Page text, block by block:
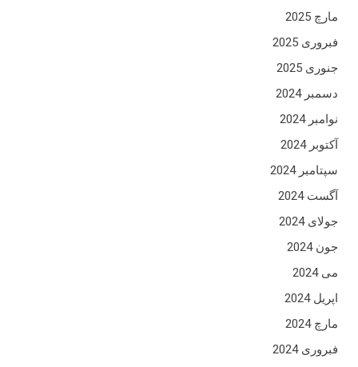
مارچ 2025
فبروری 2025
جنوری 2025
دسمبر 2024
نوامبر 2024
آکتوبر 2024
سپتامبر 2024
آگست 2024
جولای 2024
جون 2024
می 2024
اپریل 2024
مارچ 2024
فبروری 2024